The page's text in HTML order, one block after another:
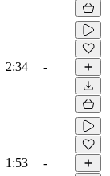
2:34 -
1:53 -